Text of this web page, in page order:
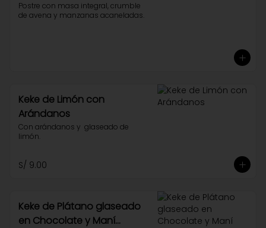
Postre con masa integral, crumble
de avena y manzanas acaneladas.
Keke de Limón con
Arándanos
Con arándanos y  glaseado de
limón.
S/ 9.00
Keke de Plátano glaseado
en Chocolate y Maní